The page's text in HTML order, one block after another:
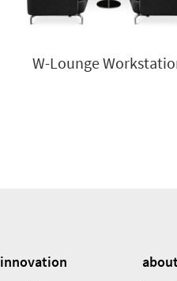
W-Lounge
innovation